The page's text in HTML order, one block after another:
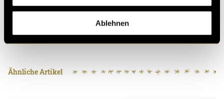
Ablehnen
Ähnliche Artikel